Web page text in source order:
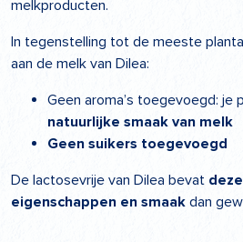
melkproducten.
In tegenstelling tot de meeste
aan de melk van Dilea:
Geen aroma’s toegevoegd: je
natuurlijke smaak van melk
Geen suikers toegevoegd
De lactosevrije van Dilea bevat
eigenschappen en smaak dan